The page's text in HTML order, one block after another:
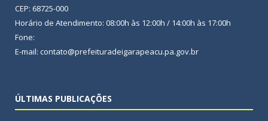
CEP: 68725-000
Horário de Atendimento: 08:00h às 12:00h / 14:00h às 17:00h
Fone:
E-mail: contato@prefeituradeigarapeacu.pa.gov.br
ÚLTIMAS PUBLICAÇÕES